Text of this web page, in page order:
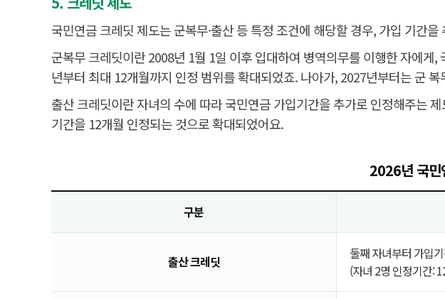
국민연금 크레딧 제도는 군복무·출산 등 특정 조건에 해당할 경우, 가입 기간
군복무 크레딧이란 2008년 1월 1일 이후 입대하여 병역의무를 이행한 자에
년부터 최대 12개월까지 인정 범위를 확대되었죠. 나아가, 2027년부터는 군
출산 크레딧이란 자녀의 수에 따라 국민연금 가입기간을 추가로 인정해주는
기간을 12개월 인정되는 것으로 확대되었어요.
2026년 국민
구분
출산 크레딧
둘째 자녀부터 가입
(자녀 2명 인정기간: